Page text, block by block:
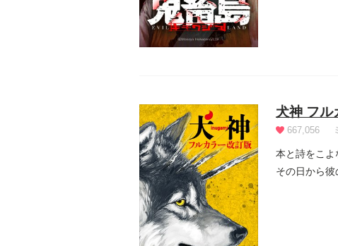
犬神 フル
667,056
本と詩をこよ
その日から